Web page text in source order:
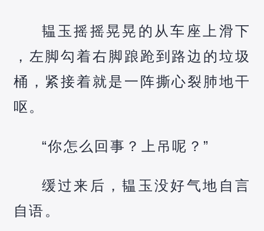
韫玉摇摇晃晃的从车座上滑下
，左脚勾着右脚踉跄到路边的垃圾
桶，紧接着就是一阵撕心裂肺地干
呕。
“你怎么回事？上吊呢？”
缓过来后，韫玉没好气地自言
自语。